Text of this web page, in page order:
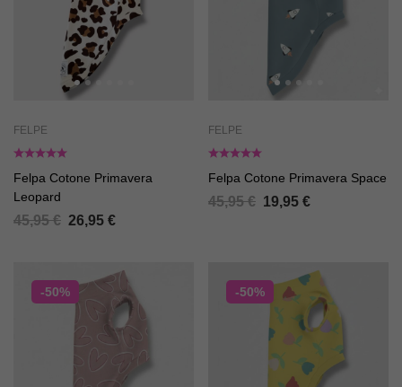
FELPE
Felpa Cotone Primavera
Leopard
45,95€ 26,95 €
FELPE
Felpa Cotone Primavera Space
45,95€ 19,95 €
-50% -50%